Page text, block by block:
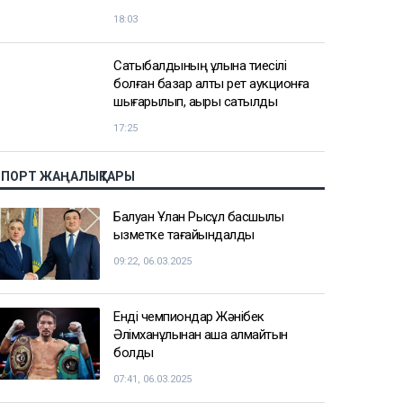
19:35
ҚазМұнайГаз Қашағанға қатысты
қойылған талап туралы ақпаратты
жоққа шығарды
Аймаханнан 10 млрд теңге өтемақы
талап етілді
18:03
Сатыбалдының ұлына тиесілі
болған базар алты рет аукционға
шығарылып, ақыры сатылды
17:25